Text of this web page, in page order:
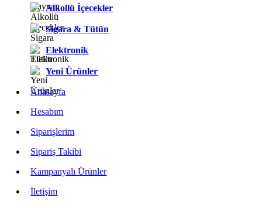
Alkollü İçecekler
Sigara & Tütün
Elektronik
Yeni Ürünler
Anasayfa
Hesabım
Siparişlerim
Sipariş Takibi
Kampanyalı Ürünler
İletişim